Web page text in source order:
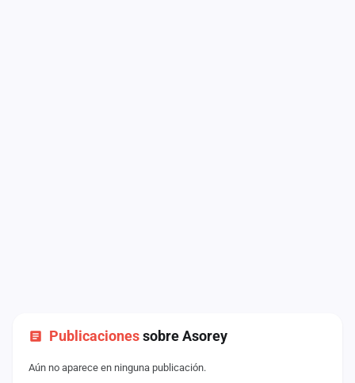
Publicacionessobre Asorey
Aún no aparece en ninguna publicación.